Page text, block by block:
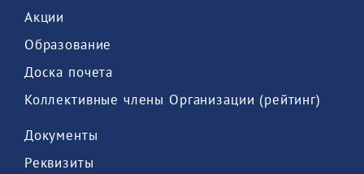
Акции
Образование
Доска почета
Коллективные члены Организации (рейтинг)
Документы
Реквизиты